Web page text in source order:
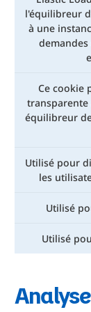
l'équilibreur
à une
Ce cookie
transparente
équilibreur
Utilisé pour
les
Utilisé
Utilisé